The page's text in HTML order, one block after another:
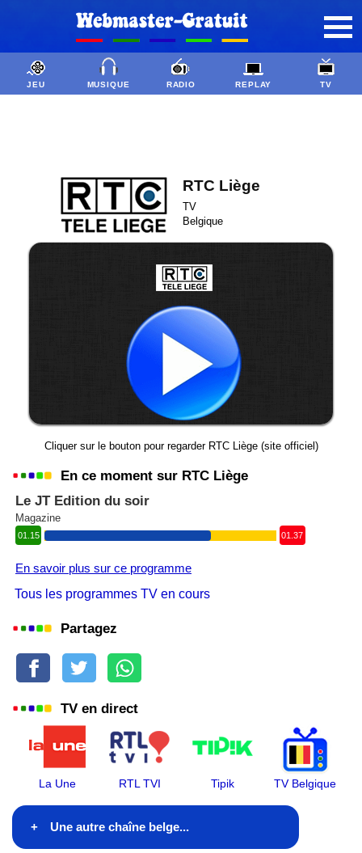
JEU MUSIQUE RADIO REPLAY TV
RTC Liège
TV
Belgique
Cliquer sur le bouton pour regarder RTC Liège (site officiel)
En ce moment sur RTC Liège
Le JT Edition du soir
Magazine
01.15 01.37
En savoir plus sur ce programme
Tous les programmes TV en cours
Partagez
TV en direct
La Une RTL TVI Tipik TV Belgique
Une autre chaîne belge...